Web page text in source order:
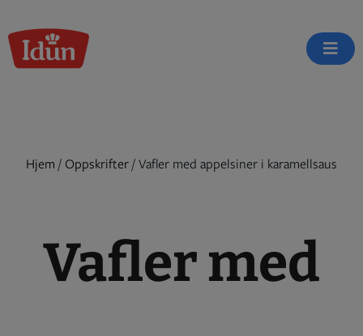
to
content
Hjem / Oppskrifter/Vafler med appelsiner i karamellsaus
Vafler med